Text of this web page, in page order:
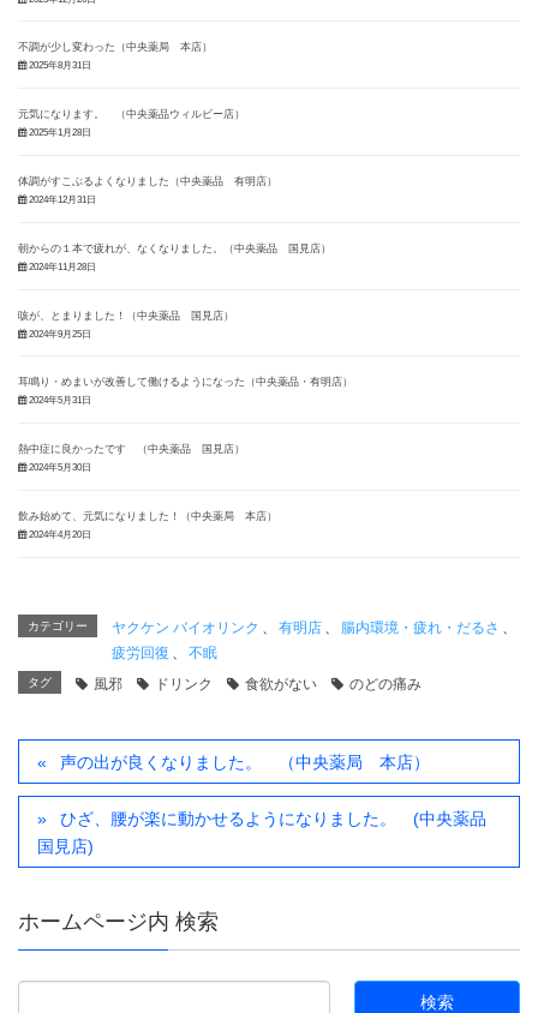
不調が少し変わった（中央薬局 本店）
2025年8月31日
元気になります。 （中央薬品ウィルビー店）
2025年1月28日
体調がすこぶるよくなりました（中央薬品 有明店）
2024年12月31日
朝からの１本で疲れが、なくなりました。（中央薬品 国見店）
2024年11月28日
咳が、とまりました！（中央薬品 国見店）
2024年9月25日
耳鳴り・めまいが改善して働けるようになった（中央薬品・有明店）
2024年5月31日
熱中症に良かったです （中央薬品 国見店）
2024年5月30日
飲み始めて、元気になりました！（中央薬局 本店）
2024年4月20日
カテゴリー ヤクケン バイオリンク 有明店 腸内環境・疲れ・だるさ
疲労回復
不眠
タグ 風邪 ドリンク 食欲がない のどの痛み
声の出が良くなりました。 （中央薬局 本店）
ひざ、腰が楽に動かせるようになりました。 (中央薬品
国見店)
ホームページ内 検索